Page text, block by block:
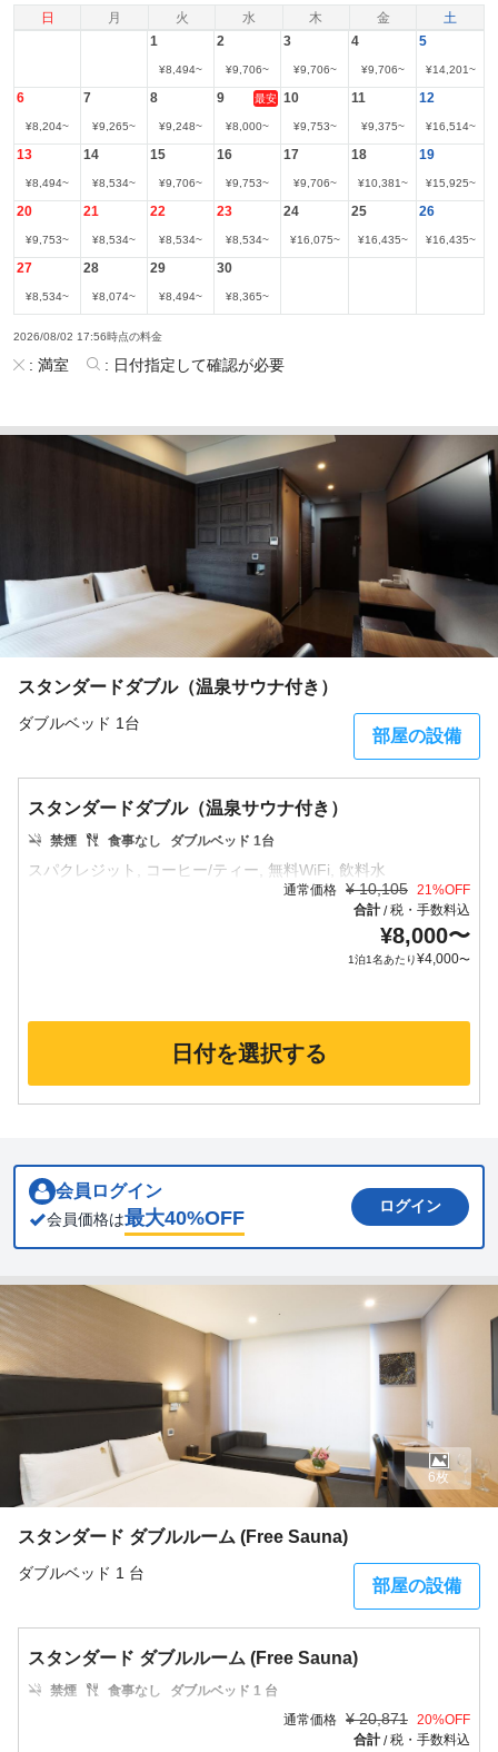
日 月 火 水 木 金 土
1
¥8,494~
2
¥9,706~
3
¥9,706~
4
¥9,706~
5
¥14,201~
6
¥8,204~
7
¥9,265~
8
¥9,248~
9 最安
¥8,000~
10
¥9,753~
11
¥9,375~
12
¥16,514~
13
¥8,494~
14
¥8,534~
15
¥9,706~
16
¥9,753~
17
¥9,706~
18
¥10,381~
19
¥15,925~
20
¥9,753~
21
¥8,534~
22
¥8,534~
23
¥8,534~
24
¥16,075~
25
¥16,435~
26
¥16,435~
27
¥8,534~
28
¥8,074~
29
¥8,494~
30
¥8,365~
2026/08/02 17:56時点の料金
: 満室 : 日付指定して確認が必要
スタンダードダブル（温泉サウナ付き）
ダブルベッド 1台
部屋の設備
スタンダードダブル（温泉サウナ付き）
禁煙 食事なし ダブルベッド 1台
通常価格 ¥ 10,105 21%OFF
合計/税・手数料込
¥8,000〜
1泊1名あたり¥4,000〜
日付を選択する
会員ログイン
会員価格は最大40%OFF
ログイン
スタンダード ダブルルーム (Free Sauna)
ダブルベッド 1 台
部屋の設備
6枚
スタンダード ダブルルーム (Free Sauna)
禁煙 食事なし
ダブルベッド 1 台
通常価格 ¥ 20,871 20%OFF
合計/税・手数料込